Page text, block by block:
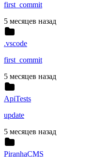
first_commit
5 месяцев назад
.vscode
first_commit
5 месяцев назад
ApiTests
update
5 месяцев назад
PiranhaCMS